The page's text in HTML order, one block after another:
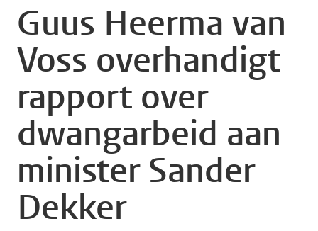
Guus Heerma van
Voss overhandigt
rapport over
dwangarbeid aan
minister Sander
Dekker